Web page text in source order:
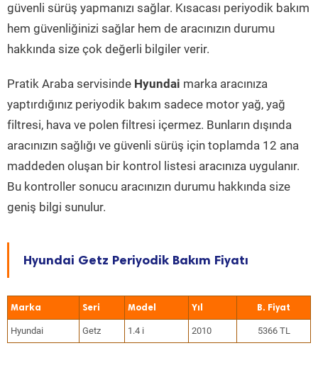
güvenli sürüş yapmanızı sağlar. Kısacası periyodik bakım
hem güvenliğinizi sağlar hem de aracınızın durumu
hakkında size çok değerli bilgiler verir.
Pratik Araba servisinde Hyundai marka aracınıza
yaptırdığınız periyodik bakım sadece motor yağ, yağ
filtresi, hava ve polen filtresi içermez. Bunların dışında
aracınızın sağlığı ve güvenli sürüş için toplamda 12 ana
maddeden oluşan bir kontrol listesi aracınıza uygulanır.
Bu kontroller sonucu aracınızın durumu hakkında size
geniş bilgi sunulur.
Hyundai Getz Periyodik Bakım Fiyatı
Marka Seri Model Yıl
Hyundai Getz 1.4 i 2010 5366 TL